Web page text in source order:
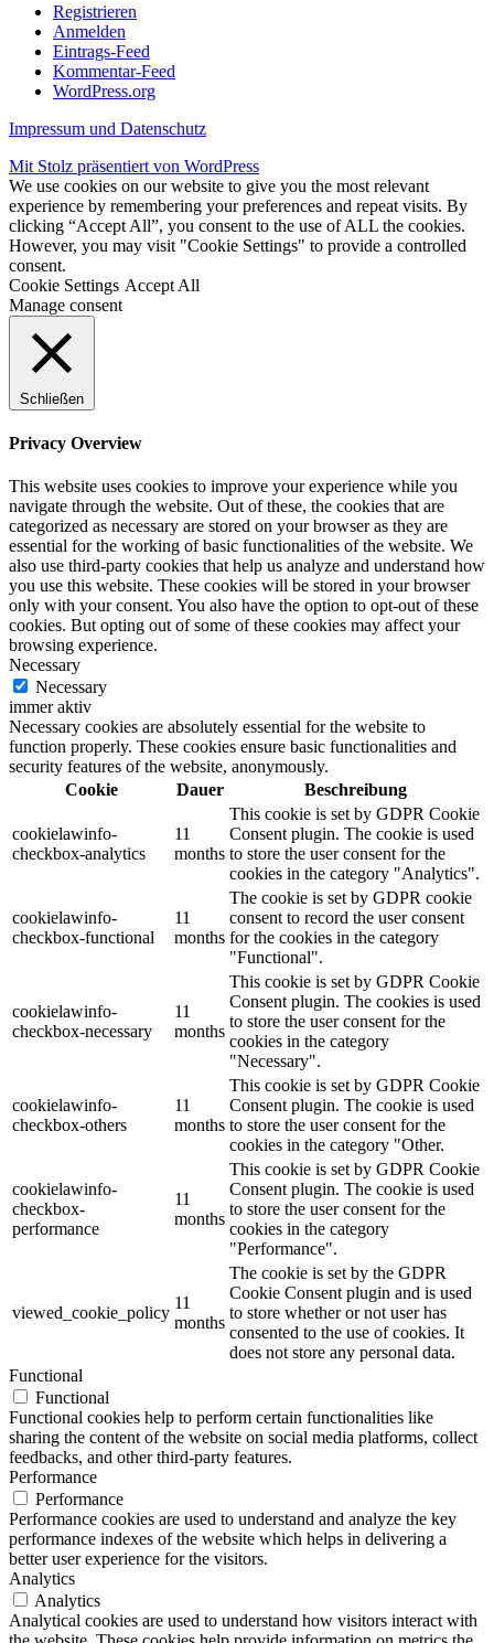
Registrieren
Anmelden
Eintrags-Feed
Kommentar-Feed
WordPress.org
Impressum und Datenschutz
Mit Stolz präsentiert von WordPress
We use cookies on our website to give you the most relevant
experience by remembering your preferences and repeat visits. By
clicking “Accept All”, you consent to the use of ALL the cookies.
However, you may visit "Cookie Settings" to provide a controlled
consent.
Cookie Settings Accept All
Manage consent
Schließen
Privacy Overview
This website uses cookies to improve your experience while you
navigate through the website. Out of these, the cookies that are
categorized as necessary are stored on your browser as they are
essential for the working of basic functionalities of the website. We
also use third-party cookies that help us analyze and understand how
you use this website. These cookies will be stored in your browser
only with your consent. You also have the option to opt-out of these
cookies. But opting out of some of these cookies may affect your
browsing experience.
Necessary
Necessary
immer aktiv
Necessary cookies are absolutely essential for the website to
function properly. These cookies ensure basic functionalities and
security features of the website, anonymously.
Cookie
Dauer Beschreibung
cookielawinfo-
checkbox-analytics
11
months
This cookie is set by GDPR Cookie
Consent plugin. The cookie is used
to store the user consent for the
cookies in the category "Analytics".
cookielawinfo-
checkbox-functional
11
months
The cookie is set by GDPR cookie
consent to record the user consent
for the cookies in the category
"Functional".
cookielawinfo-
checkbox-necessary
11
months
This cookie is set by GDPR Cookie
Consent plugin. The cookies is used
to store the user consent for the
cookies in the category
"Necessary".
cookielawinfo-
checkbox-others
11
months
This cookie is set by GDPR Cookie
Consent plugin. The cookie is used
to store the user consent for the
cookies in the category "Other.
cookielawinfo-
checkbox-
performance
11
months
This cookie is set by GDPR Cookie
Consent plugin. The cookie is used
to store the user consent for the
cookies in the category
"Performance".
viewed_cookie_policy
11
months
The cookie is set by the GDPR
Cookie Consent plugin and is used
to store whether or not user has
consented to the use of cookies. It
does not store any personal data.
Functional
Functional
Functional cookies help to perform certain functionalities like
sharing the content of the website on social media platforms, collect
feedbacks, and other third-party features.
Performance
Performance
Performance cookies are used to understand and analyze the key
performance indexes of the website which helps in delivering a
better user experience for the visitors.
Analytics
Analytics
Analytical cookies are used to understand how visitors interact with